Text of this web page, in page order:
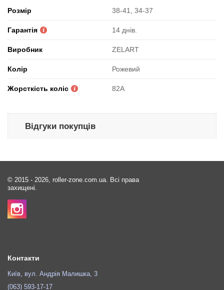
Розмір 38-41, 34-37
Гарантія 14 днів.
Виробник ZELART
Колір Рожевий
Жорсткість коліс 82A
Відгуки покупців
© 2015 - 2026, roller-zone.com.ua. Всі права
захищені.
Контакти
Київ, вул. Андрія Малишка, 3
(063) 593-17-17